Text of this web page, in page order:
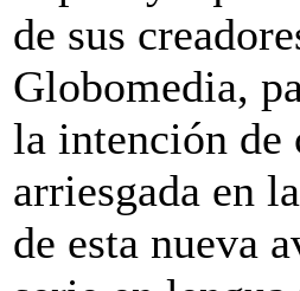
de sus
Globomedia,
la intención de
arriesgada en
de esta nueva